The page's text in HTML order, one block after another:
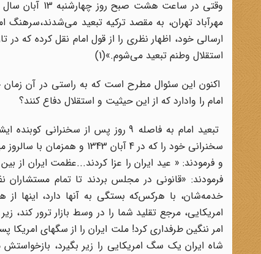
مهرآباد تهران، به مقصد ترکیه تبعید
ارسالی خود، اظهار نظری را از قول امام نقل کرده که
استقلال وطنم تبعید می‌‌‌شوم.»(1)
اکنون این سئوال مطرح است که به راستی در آن زمان
امام را وادارد که از این حیثیت و استقلال دفاع کنند؟
تبعید امام به فاصله 9 روز پس از
سخنرانی خود را که در 4